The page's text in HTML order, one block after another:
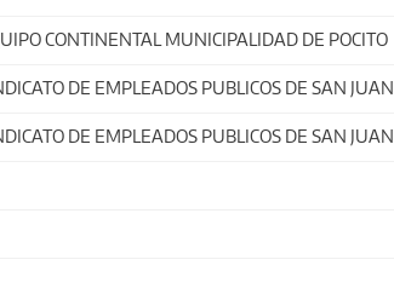
CONTINENTAL MUNICIPALIDAD DE POCITO
DE EMPLEADOS PUBLICOS DE SAN JUAN
DE EMPLEADOS PUBLICOS DE SAN JUAN